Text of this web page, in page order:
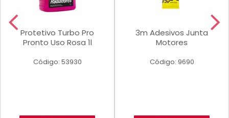
Protetivo Turbo Pro
Pronto Uso Rosa 1l
Código: 53930
3m Adesivos Junta
Motores
Código: 9690